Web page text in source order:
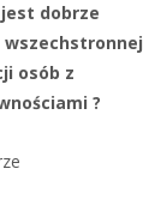
dobrze
osób z
?